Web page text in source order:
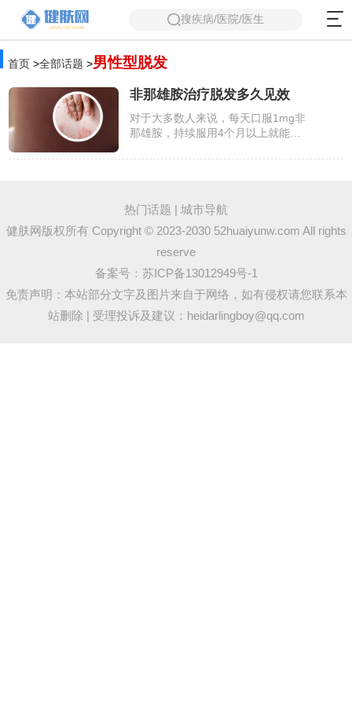
搜疾病/医院/医生
首页>全部话题 >男性型脱发
非那雄胺治疗脱发多久见效
对于大多数人来说，每天口服1mg非
那雄胺，持续服用4个月以上就能看
到更为明显的效果。由于每位患者的
间等也会有差异，所以无法精确的给
那雄胺治疗后多久可以看到效果主要
是由患者的个人体质、病情进展及对
药物的耐受程度决定的。患者在治疗
期间严格按照医生的诊疗建议用药，
相信很快就能看到好的效果。
热门话题 | 城市导航
健肤网版权所有 Copyright © 2023-2030 52huaiyunw.com All rights
reserve
备案号： 苏ICP备13012949号-1
免责声明：本站部分文字及图片来自于网络，如有侵权请您联系本
站删除 | 受理投诉及建议：heidarlingboy@qq.com